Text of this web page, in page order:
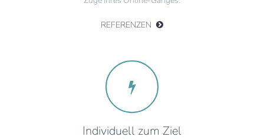
REFERENZEN
Individuell zum Ziel